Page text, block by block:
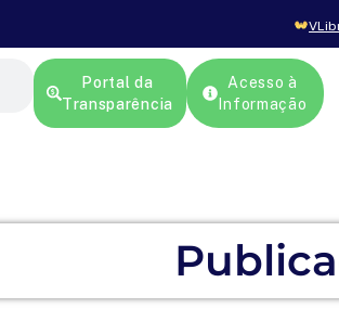
Portal da
Transparência
Acesso à
Informação